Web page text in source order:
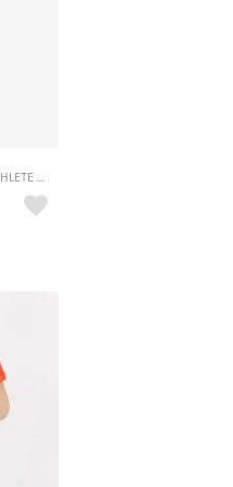
チル アスリート Tシャツ / RBK CHILL ATHLETE TEE （グレー）